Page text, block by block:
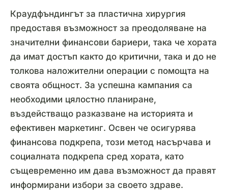
Краудфъндингът за пластична хирургия
предоставя възможност за преодоляване на
значителни финансови бариери, така че хората
да имат достъп както до критични, така и до не
толкова наложителни операции с помощта на
своята общност. За успешна кампания са
необходими цялостно планиране,
въздействащо разказване на историята и
ефективен маркетинг. Освен че осигурява
финансова подкрепа, този метод насърчава и
социалната подкрепа сред хората, като
същевременно им дава възможност да правят
информирани избори за своето здраве.